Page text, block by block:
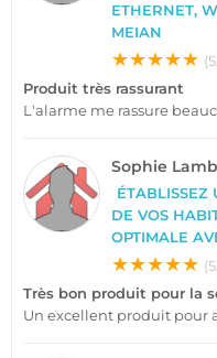
ETHERNET,
MEIAN
★★★★★
Produit très rassurant
L'alarme me rassure
Sophie
ÉTABLISSEZ
DE VOS
OPTIMALE
★★★★★
Très bon produit pour la
Un excellent produit pour